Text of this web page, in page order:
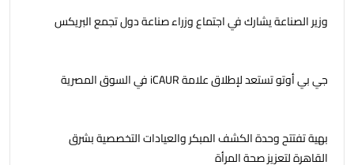
وزير الصناعة يشارك في اجتماع وزراء صناعة دول تجمع البريكس
جي بي أوتو تستعد لإطلاق علامة iCAUR في السوق المصرية
بهية تفتتح وحدة الكشف المبكر والعيادات التخصصية بشرق
القاهرة لتعزيز صحة المرأة